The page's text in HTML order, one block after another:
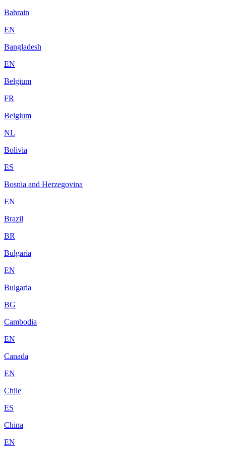
Bahrain
EN
Bangladesh
EN
Belgium
FR
Belgium
NL
Bolivia
ES
Bosnia and Herzegovina
EN
Brazil
BR
Bulgaria
EN
Bulgaria
BG
Cambodia
EN
Canada
EN
Chile
ES
China
EN